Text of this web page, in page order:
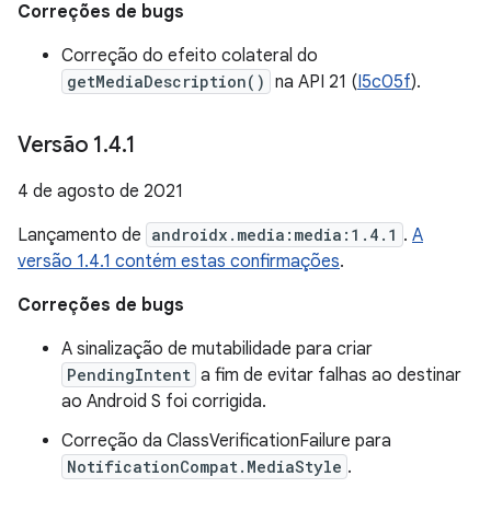
Correções de bugs
Correção do efeito colateral do
getMediaDescription() na API 21 (I5c05f).
Versão 1.4.1
4 de agosto de 2021
Lançamento de androidx.media:media:1.4.1 . A
versão 1.4.1 contém estas confirmações.
Correções de bugs
A sinalização de mutabilidade para criar
PendingIntent a fim de evitar falhas ao destinar
ao Android S foi corrigida.
Correção da ClassVerificationFailure para
NotificationCompat.MediaStyle .